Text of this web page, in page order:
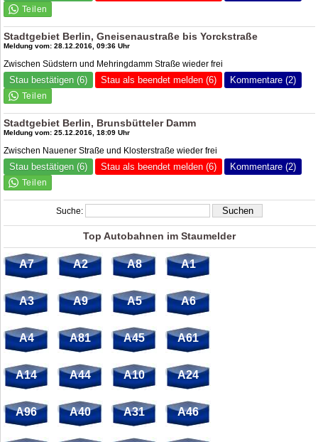
Stadtgebiet Berlin, Gneisenaustraße bis Yorckstraße
Meldung vom: 28.12.2016, 09:36 Uhr
Zwischen Südstern und Mehringdamm Straße wieder frei
Stau bestätigen (6) Stau als beendet melden (6) Kommentare (2)
Stadtgebiet Berlin, Brunsbütteler Damm
Meldung vom: 25.12.2016, 18:09 Uhr
Zwischen Nauener Straße und Klosterstraße wieder frei
Stau bestätigen (6) Stau als beendet melden (6) Kommentare (2)
Suche:
Top Autobahnen im Staumelder
A7 A2 A8 A1
A3 A9 A5 A6
A4 A81 A45 A61
A14 A44 A10 A24
A96 A40 A31 A46